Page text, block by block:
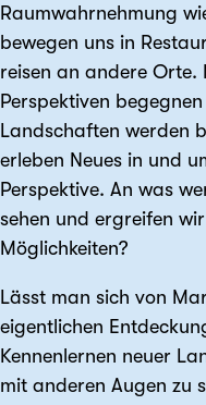
Raumwahrnehmung
bewegen uns in
reisen an andere Orte.
Perspektiven
Landschaften werden
erleben Neues in und
Perspektive. An was
sehen und ergreifen
Möglichkeiten?
Lässt man sich von
eigentlichen
Kennenlernen neuer
mit anderen Augen zu